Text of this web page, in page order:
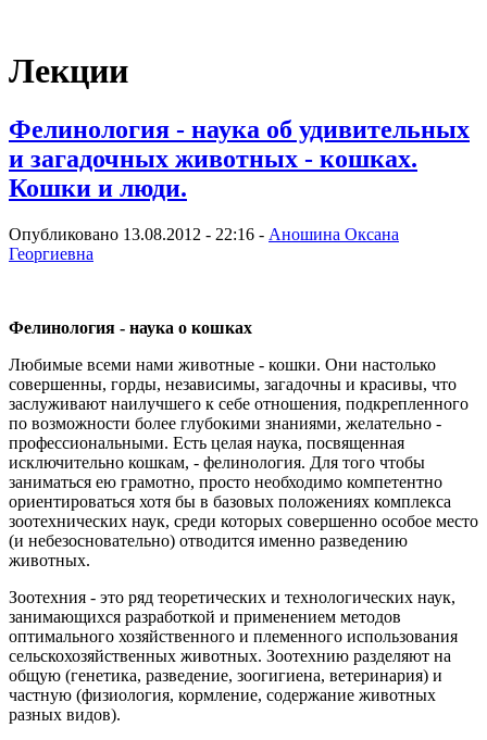
Лекции
Фелинология - наука об удивительных
и загадочных животных - кошках.
Кошки и люди.
Опубликовано 13.08.2012 - 22:16 - Аношина Оксана
Георгиевна
Фелинология - наука о кошках
Любимые всеми нами животные - кошки. Они настолько
совершенны, горды, независимы, загадочны и красивы, что
заслуживают наилучшего к себе отношения, подкрепленного
по возможности более глубокими знаниями, желательно -
профессиональными. Есть целая наука, посвященная
исключительно кошкам, - фелинология. Для того чтобы
заниматься ею грамотно, просто необходимо компетентно
ориентироваться хотя бы в базовых положениях комплекса
зоотехнических наук, среди которых совершенно особое место
(и небезосновательно) отводится именно разведению
животных.
Зоотехния - это ряд теоретических и технологических наук,
занимающихся разработкой и применением методов
оптимального хозяйственного и племенного использования
сельскохозяйственных животных. Зоотехнию разделяют на
общую (генетика, разведение, зоогигиена, ветеринария) и
частную (физиология, кормление, содержание животных
разных видов).